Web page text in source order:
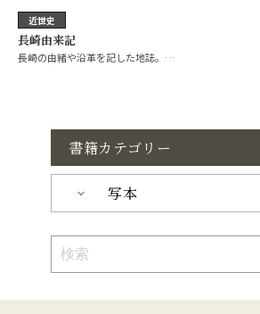
近世史
長崎由来記
長崎の由緒や沿革を記した地誌。…
書籍カテゴリー
写本